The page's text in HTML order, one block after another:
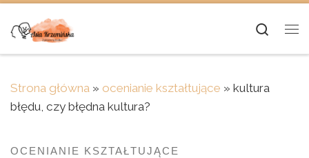
Skip to content
Strona główna » ocenianie kształtujące » kultura
błędu, czy błędna kultura?
OCENIANIE KSZTAŁTUJĄCE